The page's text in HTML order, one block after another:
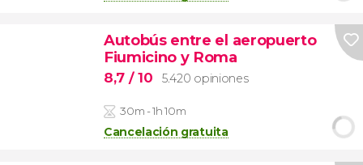
Autobús entre el aeropuerto
Fiumicino y Roma
8,7 / 10 5.420 opiniones
30m - 1h 10m
Cancelación gratuita